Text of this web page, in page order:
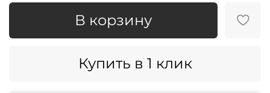
В корзину
Купить в 1 клик